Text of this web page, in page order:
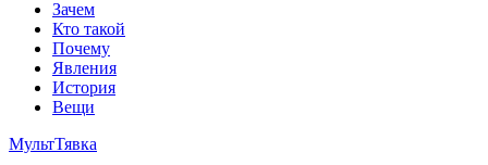
Зачем
Кто такой
Почему
Явления
История
Вещи
МультТявка